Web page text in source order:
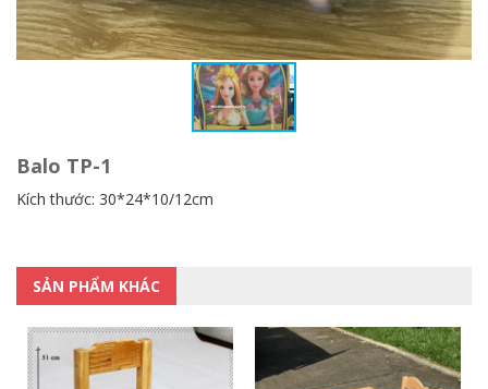
Balo TP-1
Kích thước: 30*24*10/12cm
SẢN PHẨM KHÁC